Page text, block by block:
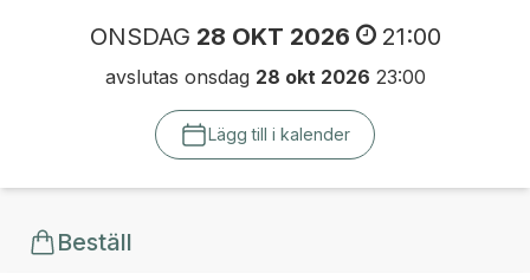
ONSDAG 28 OKT 2026 21:00
avslutas onsdag 28 okt 2026 23:00
Lägg till i kalender
Beställ